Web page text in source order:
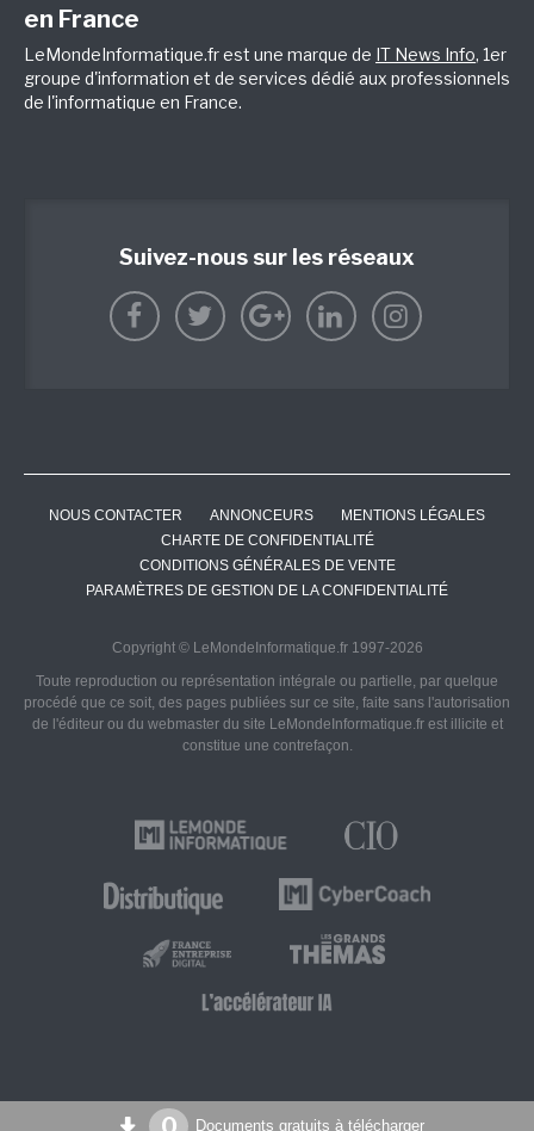
Documents gratuits à télécharger
en France
LeMondeInformatique.fr est une marque de IT News Info, 1er
groupe d'information et de services dédié aux professionnels
de l'informatique en France.
Suivez-nous sur les réseaux
NOUS CONTACTER ANNONCEURS
MENTIONS LÉGALES
CHARTE DE CONFIDENTIALITÉ
CONDITIONS GÉNÉRALES DE VENTE
PARAMÈTRES DE GESTION DE LA CONFIDENTIALITÉ
Copyright © LeMondeInformatique.fr 1997-2026
Toute reproduction ou représentation intégrale ou partielle, par quelque
procédé que ce soit, des pages publiées sur ce site, faite sans l'autorisation
de l'éditeur ou du webmaster du site LeMondeInformatique.fr est illicite et
constitue une contrefaçon.